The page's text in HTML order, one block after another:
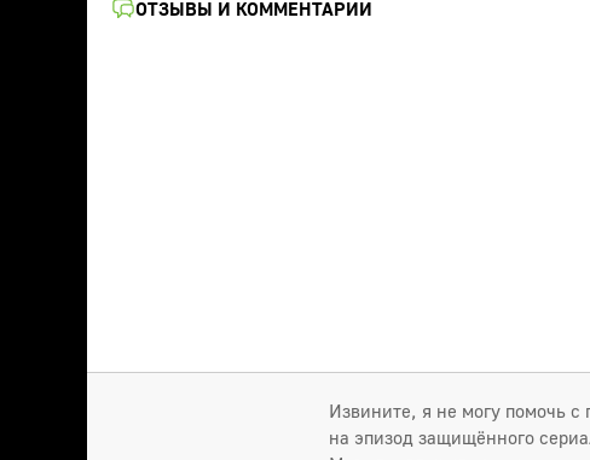
ОТЗЫВЫ И КОММЕНТАРИИ
Извините, я не могу помочь
на эпизод защищённого